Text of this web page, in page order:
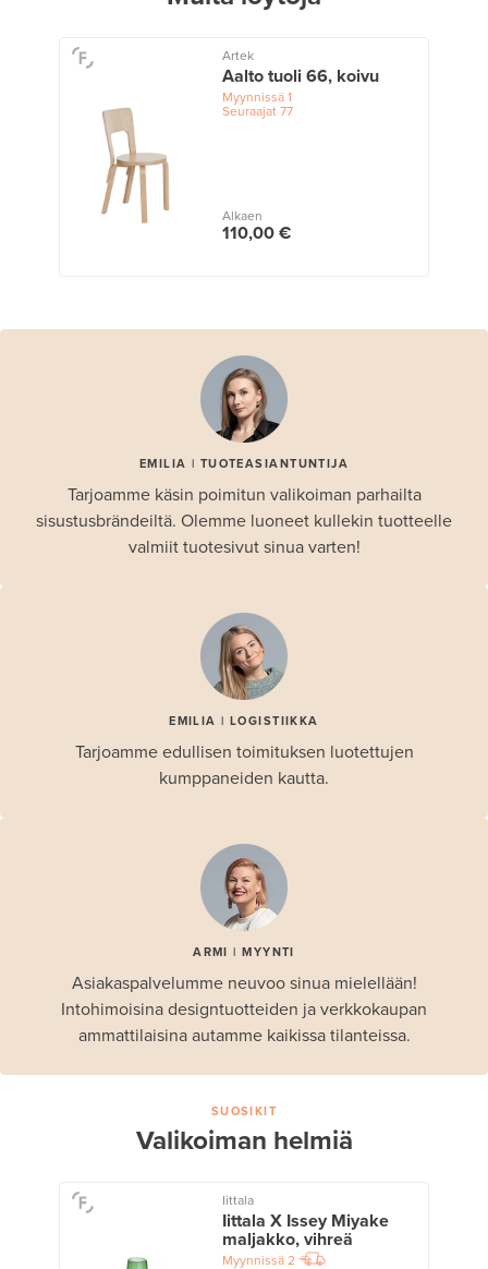
Artek
Aalto tuoli 66, koivu
Myynnissä1
Seuraajat 77
Alkaen
110,00 €
EMILIA | TUOTEASIANTUNTIJA
Tarjoamme käsin poimitun valikoiman parhailta
sisustusbrändeiltä. Olemme luoneet kullekin tuotteelle
valmiit tuotesivut sinua varten!
EMILIA | LOGISTIIKKA
Tarjoamme edullisen toimituksen luotettujen
kumppaneiden kautta.
ARMI | MYYNTI
Asiakaspalvelumme neuvoo sinua mielellään!
Intohimoisina designtuotteiden ja verkkokaupan
ammattilaisina autamme kaikissa tilanteissa.
SUOSIKIT
Valikoiman helmiä
Iittala
Iittala X Issey Miyake
maljakko, vihreä
Myynnissä2